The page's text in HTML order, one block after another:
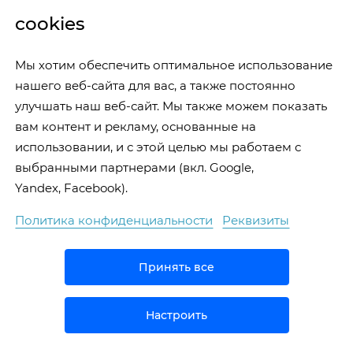
Аудио/Видео:
Заказать
ОТЗЫВЫ : ПЛЕЧЕВОЙ СУСТАВ
Богдан Ц.
Аксель Бальтцер
cookies
Мы хотим обеспечить оптимальное использование
нашего веб-сайта для вас, а также постоянно
улучшать наш веб-сайт. Мы также можем показать
вам контент и рекламу, основанные на
использовании, и с этой целью мы работаем с
выбранными партнерами (вкл. Google,
Yandex, Facebook).
Политика конфиденциальности Реквизиты
Принять все
Настроить